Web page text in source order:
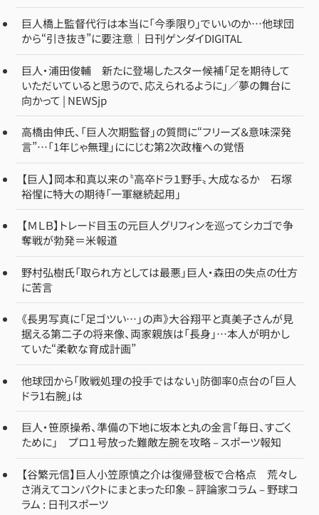
巨人橋上監督代行は本当に「今季限り」でいいのか…他球団
から“引き抜き”に要注意｜日刊ゲンダイDIGITAL
巨人・浦田俊輔 新たに登場したスター候補「足を期待して
いただいていると思うので、応えられるように」／夢の舞台に
向かって | NEWSjp
高橋由伸氏、「巨人次期監督」の質問に“フリーズ＆意味深発
言”…「1年じゃ無理」ににじむ第2次政権への覚悟
【巨人】岡本和真以来の〝高卒ドラ１野手〟大成なるか 石塚
裕惺に特大の期待「一軍継続起用」
【ＭＬＢ】トレード目玉の元巨人グリフィンを巡ってシカゴで争
奪戦が勃発＝米報道
野村弘樹氏「取られ方としては最悪」巨人・森田の失点の仕方
に苦言
《長男写真に「足ゴツい…」の声》大谷翔平と真美子さんが見
据える第二子の将来像、両家親族は「長身」…本人が明かし
ていた“柔軟な育成計画”
他球団から「敗戦処理の投手ではない」防御率0点台の「巨人
ドラ1右腕」は
巨人・笹原操希、準備の下地に坂本と丸の金言「毎日、すごく
ために」 プロ１号放った難敵左腕を攻略 – スポーツ報知
【谷繁元信】巨人小笠原慎之介は復帰登板で合格点 荒々し
さ消えてコンパクトにまとまった印象 – 評論家コラム – 野球コ
ラム : 日刊スポーツ